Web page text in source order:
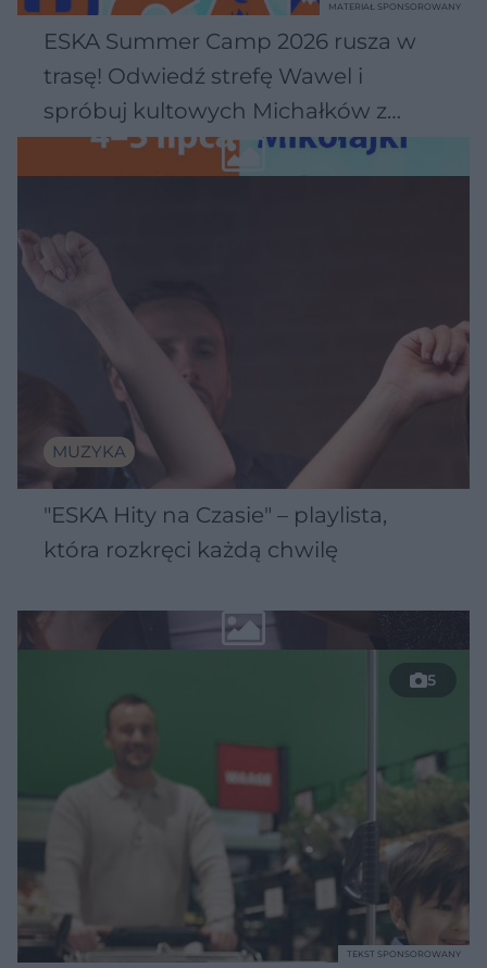
ESKA Summer Camp 2026 rusza w
trasę! Odwiedź strefę Wawel i
spróbuj kultowych Michałków z
Wawelu
MATERIAŁ SPONSOROWANY
MUZYKA
"ESKA Hity na Czasie" – playlista,
która rozkręci każdą chwilę
5
TEKST SPONSOROWANY